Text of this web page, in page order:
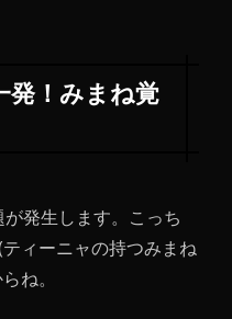
発！みまね覚
発生します。こっち
ィーニャの持つみまね
ね。